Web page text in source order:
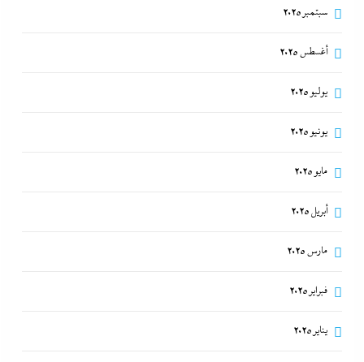
سبتمبر 2025
أغسطس 2025
يوليو 2025
يونيو 2025
مايو 2025
أبريل 2025
مارس 2025
فبراير 2025
يناير 2025